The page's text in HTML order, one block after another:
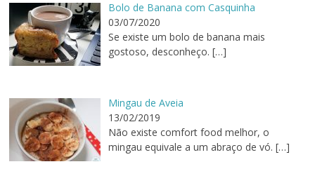
Bolo de Banana com Casquinha
03/07/2020
Se existe um bolo de banana mais
gostoso, desconheço. […]
Mingau de Aveia
13/02/2019
Não existe comfort food melhor, o
mingau equivale a um abraço de vó. […]